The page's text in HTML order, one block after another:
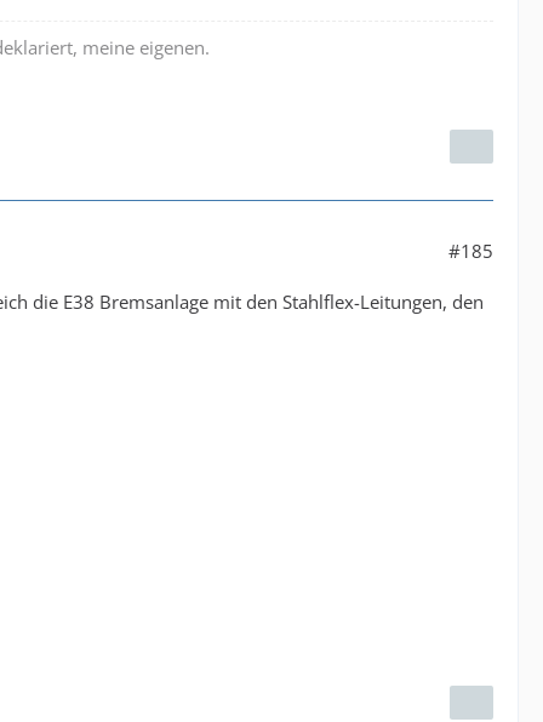
meine eigenen.
#185
die E38 Bremsanlage mit den Stahlflex-Leitungen, den